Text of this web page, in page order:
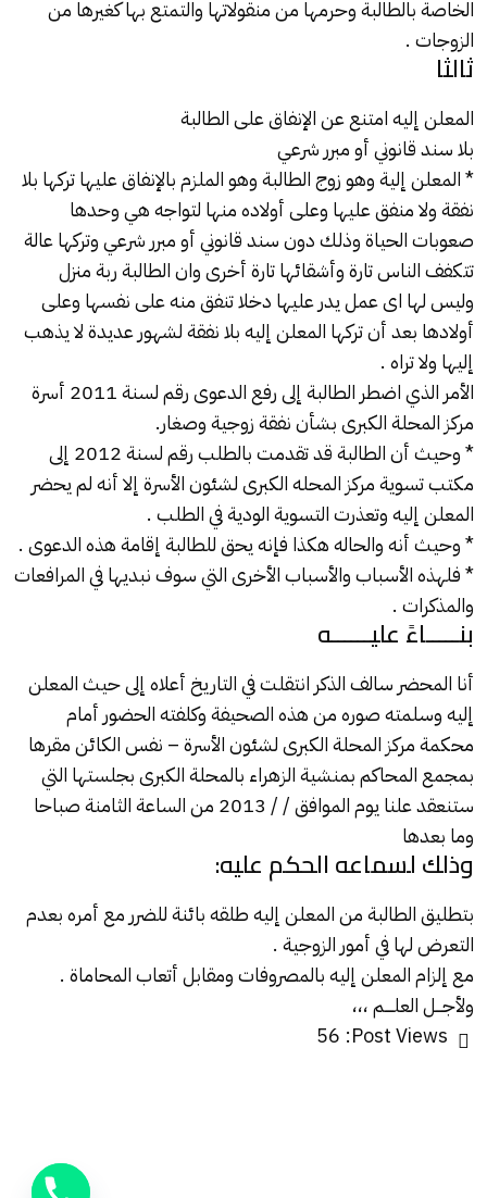
الخاصة بالطالبة وحرمها من منقولاتها والتمتع بها كغيرها من
الزوجات .
ثالثا
المعلن إليه امتنع عنالإنفاقعلى الطالبة
بلا سند قانوني أو مبرر شرعي
* المعلن إلية وهو زوج الطالبة وهو الملزم بالإنفاق عليها تركها بلا
نفقة ولا منفق عليها وعلى أولاده منها لتواجه هي وحدها
صعوبات الحياة وذلك دون سند قانوني أو مبرر شرعي وتركها عالة
تتكفف الناس تارة وأشقائها تارة أخرى وان الطالبة ربة منزل
وليس لها اى عمل يدر عليها دخلا تنفق منه على نفسها وعلى
أولادها بعد أن تركها المعلن إليه بلا نفقة لشهور عديدة لا يذهب
إليها ولا تراه .
الأمر الذي اضطر الطالبة إلى رفع الدعوى رقم لسنة 2011 أسرة
مركز المحلة الكبرى بشأن نفقة زوجية وصغار.
* وحيث أن الطالبة قد تقدمت بالطلب رقم لسنة 2012 إلى
مكتب تسوية مركز المحله الكبرى لشئون الأسرة إلا أنه لم يحضر
المعلن إليه وتعذرت التسوية الودية في الطلب .
* وحيث أنه والحاله هكذا فإنه يحق للطالبة إقامة هذه الدعوى .
* فلهذه الأسباب والأسباب الأخرى التي سوف نبديها في المرافعات
والمذكرات .
بنـــــاءً عليــــــه
أنا المحضر سالف الذكر انتقلت في التاريخ أعلاه إلى حيث المعلن
إليه وسلمته صوره من هذه الصحيفة وكلفته الحضور أمام
محكمة مركز المحلة الكبرى لشئون الأسرة – نفس الكائن مقرها
بمجمع المحاكم بمنشية الزهراء بالمحلة الكبرى بجلستها التي
ستنعقد علنا يوم الموافق / / 2013 من الساعة الثامنة صباحا
وما بعدها
وذلك لسماعه الحكم عليه:
بتطليق الطالبة من المعلن إليه طلقه بائنةللضرر مع أمره بعدم
التعرض لها في أمور الزوجية .
مع إلزام المعلن إليه بالمصروفات ومقابل أتعاب المحاماة .
ولأجـــل العلــــم ،،،
Post Views:
56